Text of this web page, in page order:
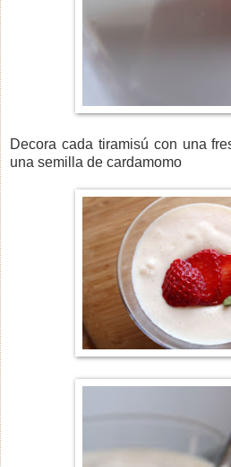
Decora cada tiramisú con una
una semilla de cardamomo